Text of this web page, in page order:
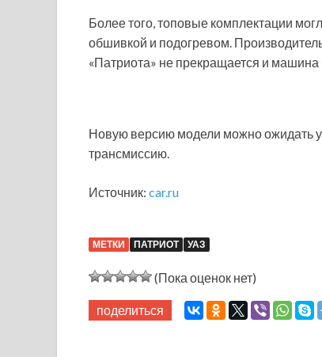
Более того, топовые комплектации
обшивкой и подогревом.
«Патриота» не прекращается и машина
Новую версию модели можно ожидать
трансмиссию.
Источник: car.ru
МЕТКИ ПАТРИОТ УАЗ
(Пока оценок нет)
поделиться